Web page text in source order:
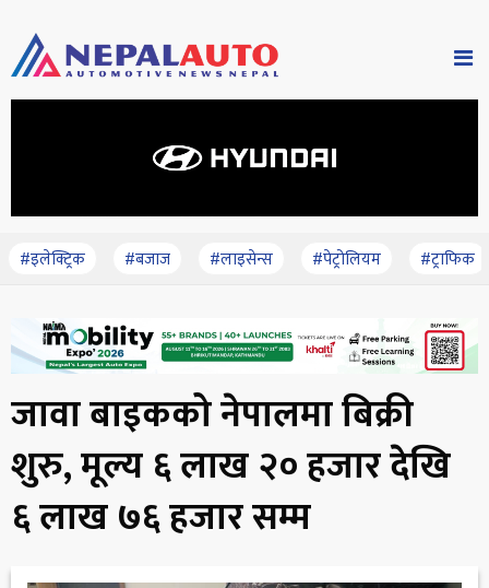
#इलेक्ट्रिक #बजाज #लाइसेन्स #पेट्रोलियम #ट्राफिक
जावा बाइकको नेपालमा बिक्री
शुरु, मूल्य ६ लाख २० हजार देखि
६ लाख ७६ हजार सम्म